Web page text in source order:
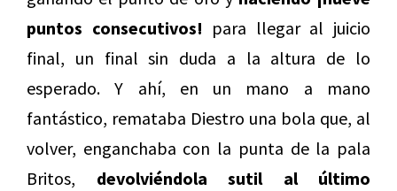
puntos consecutivos! para llegar al juicio
final, un final sin duda a la altura de lo
esperado. Y ahí, en un mano a mano
fantástico, remataba Diestro una bola que, al
volver, enganchaba con la punta de la pala
Britos, devolviéndola sutil al último